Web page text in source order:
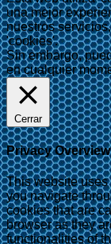
una mejor
nuestros
'cookies'.
Sin embargo,
en cualquier
Cerrar
Privacy Overview
This website
you navigate
cookies that are
browser as they
functionalities of